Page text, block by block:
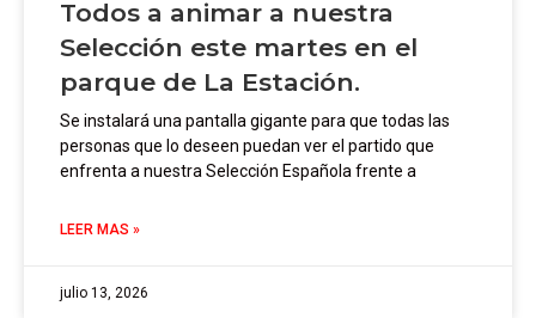
Todos a animar a nuestra
Selección este martes en el
parque de La Estación.
Se instalará una pantalla gigante para que todas las
personas que lo deseen puedan ver el partido que
enfrenta a nuestra Selección Española frente a
LEER MAS »
julio 13, 2026